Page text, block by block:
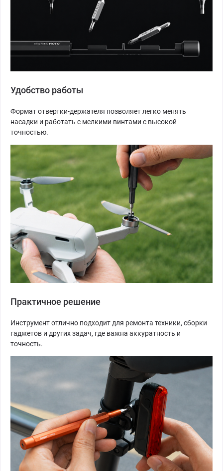
Удобство работы
Формат отвертки-держателя позволяет легко менять
насадки и работать с мелкими винтами с высокой
точностью.
Практичное решение
Инструмент отлично подходит для ремонта техники, сборки
гаджетов и других задач, где важна аккуратность и
точность.